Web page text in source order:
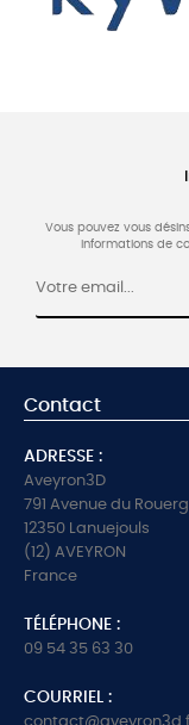
Vous pouvez vous
informations de
Contact
ADRESSE :
Aveyron3D
791 Avenue du
12350 Lanuejouls
(12) AVEYRON
France
TÉLÉPHONE :
09 54 35 63 30
COURRIEL :